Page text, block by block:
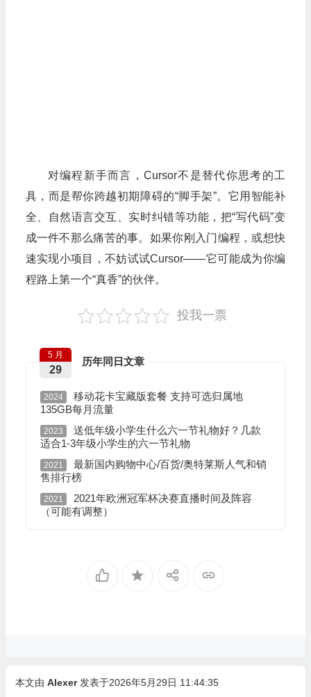
对编程新手而言，Cursor不是替代你思考的工
具，而是帮你跨越初期障碍的“脚手架”。它用智能补
全、自然语言交互、实时纠错等功能，把“写代码”变
成一件不那么痛苦的事。如果你刚入门编程，或想快
速实现小项目，不妨试试Cursor——它可能成为你编
程路上第一个“真香”的伙伴。
投我一票
历年同日文章
5 月
29
2024
移动花卡宝藏版套餐 支持可选归属地
135GB每月流量
2023
送低年级小学生什么六一节礼物好？几款
适合1-3年级小学生的六一节礼物
2021
最新国内购物中心/百货/奥特莱斯人气和销
售排行榜
2021
2021年欧洲冠军杯决赛直播时间及阵容
（可能有调整）
本文由 Alexer 发表于2026年5月29日 11:44:35